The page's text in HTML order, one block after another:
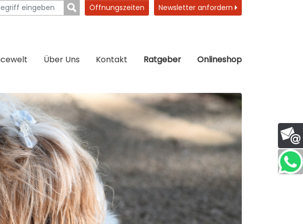
Öffnungszeiten Newsletter anfordern
Über Uns Kontakt Ratgeber Onlineshop